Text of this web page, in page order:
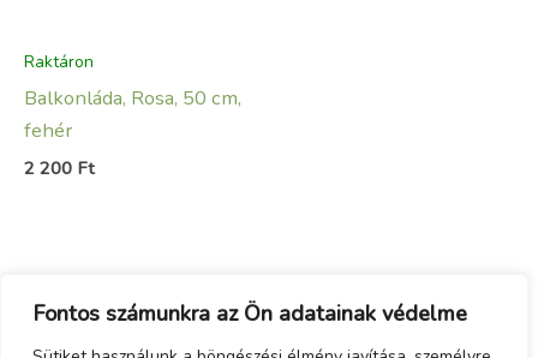
Fontos számunkra az Ön adatainak védelme
Raktáron
Balkonláda, Rosa, 50 cm,
fehér
2 200 Ft